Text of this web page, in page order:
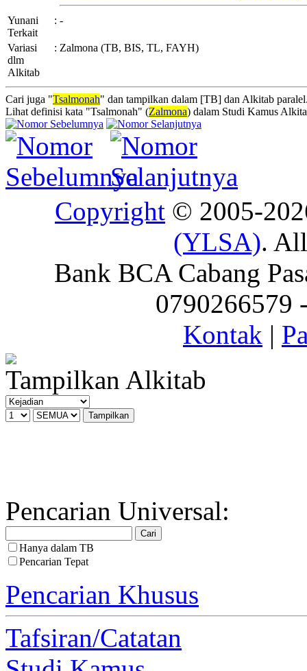
Yunani
Terkait
: -
Variasi
dlm
Alkitab
: Zalmona (TB, BIS, TL, FAYH)
Cari juga "Tsalmonah" dan tampilkan dalam [TB] dan Alkitab
Lihat definisi kata "Tsalmonah" (Zalmona) dalam Studi Kamus
Copyright © 2005-
(YLSA).
Bank BCA Cabang
0790266579
Kontak |
Tampilkan Alkitab
Pencarian Universal:
Hanya dalam TB
Pencarian Tepat
Pencarian Khusus
Tafsiran/Catatan